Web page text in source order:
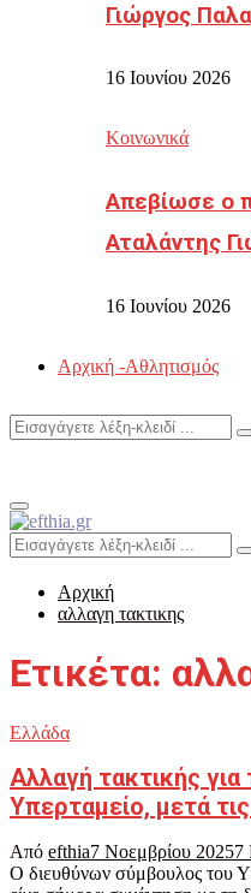
Γιώργος
16 Ιουνίου 2026
Κοινωνικά
Απεβίωσε ο
Αταλάντης
16 Ιουνίου 2026
Αρχική -Αθλητισμός
Search
Primary
Menu
Search
for:
Αρχική
αλλαγη τακτικης
Ετικέτα:
Ελλάδα
Αλλαγή τακτικής
Υπερταμείο, μετά
Από efthia7 Νοεμβρίου 20257
Ο διευθύνων σύμβουλος του